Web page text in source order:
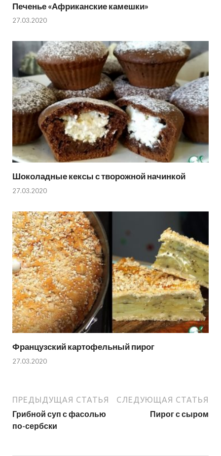
Печенье «Африканские камешки»
27.03.2020
Шоколадные кексы с творожной начинкой
27.03.2020
Французский картофельный пирог
27.03.2020
ПРЕДЫДУЩАЯ СТАТЬЯ
Грибной суп с фасолью
по-сербски
СЛЕДУЮЩАЯ СТАТЬЯ
Пирог с сыром